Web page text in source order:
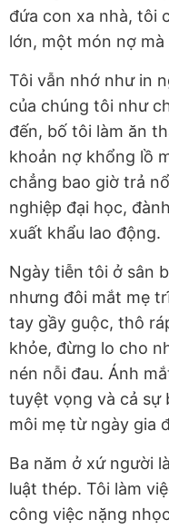
đứa con xa nhà, tôi
lớn, một món nợ
Tôi vẫn nhớ như in
của chúng tôi như
đến, bố tôi làm ăn
khoản nợ khổng lồ
chẳng bao giờ trả
nghiệp đại học,
xuất khẩu lao động.
Ngày tiễn tôi ở sân
nhưng đôi mắt mẹ
tay gầy guộc, thô
khỏe, đừng lo cho
nén nỗi đau. Ánh
tuyệt vọng và cả sự
môi mẹ từ ngày gia
Ba năm ở xứ người
luật thép. Tôi làm
công việc nặng